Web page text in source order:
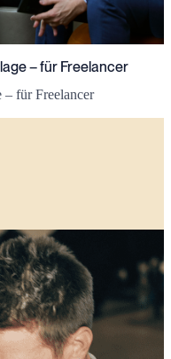
– für Freelancer
– für Freelancer